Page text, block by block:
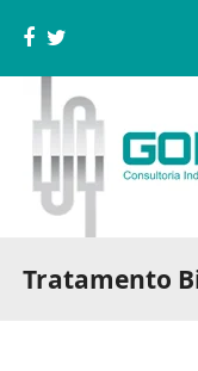
Facebook
Twitter
Tratamento